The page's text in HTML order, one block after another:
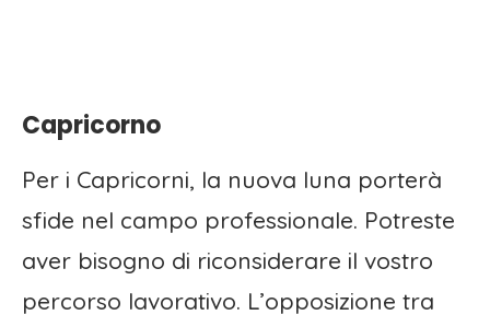
Capricorno
Per i Capricorni, la nuova luna porterà
sfide nel campo professionale. Potreste
aver bisogno di riconsiderare il vostro
percorso lavorativo. L’opposizione tra